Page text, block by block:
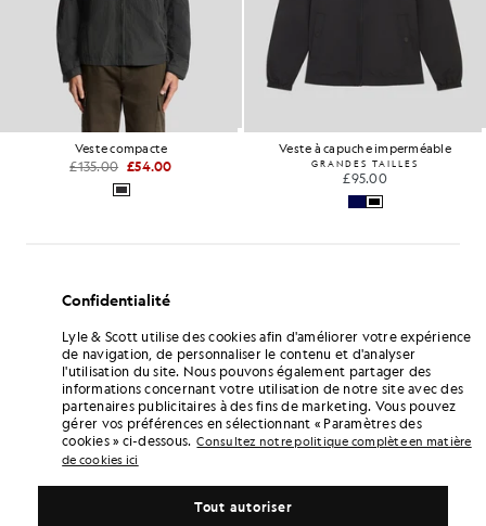
Veste compacte
£135.00 £54.00
Veste à capuche imperméable
GRANDES TAILLES
£95.00
Confidentialité
Lyle & Scott utilise des cookies afin d'améliorer votre expérience
de navigation, de personnaliser le contenu et d'analyser
l'utilisation du site. Nous pouvons également partager des
informations concernant votre utilisation de notre site avec des
partenaires publicitaires à des fins de marketing. Vous pouvez
gérer vos préférences en sélectionnant « Paramètres des
cookies » ci-dessous. Consultez notre politique complète en matière
de cookies ici
Tout autoriser